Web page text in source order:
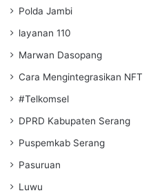
Polda Jambi
layanan 110
Marwan Dasopang
Cara Mengintegrasikan NFT
#Telkomsel
DPRD Kabupaten Serang
Puspemkab Serang
Pasuruan
Luwu